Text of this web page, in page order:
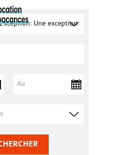
Une exception
com:xslt-debug}runtime)